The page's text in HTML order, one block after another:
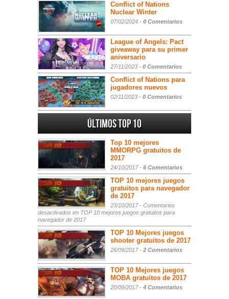
Conflict of Nations
Nuclear Winter
07/02/2024 - 0 Comentarios
League of Angels: Pact
giveaway para su primer
aniversario
27/11/2023 - 0 Comentarios
Conflict of Nations para
jugadores nuevos
02/11/2023 - 0 Comentarios
Últimos Top 10
Top 10 mejores
MMORPG gratuitos de
2017
24/10/2017 - 6 Comentarios
TOP 10 mejores juegos
gratuitos para navegador
de 2017
23/10/2017 - Comentarios
desactivados en TOP 10 mejores juegos gratuitos para
navegador de 2017
TOP 10 Mejores juegos
shooter gratuitos de 2017
26/09/2017 - 2 Comentarios
TOP 10 Mejores juegos
MOBA gratuitos de 2017
20/09/2017 - 4 Comentarios